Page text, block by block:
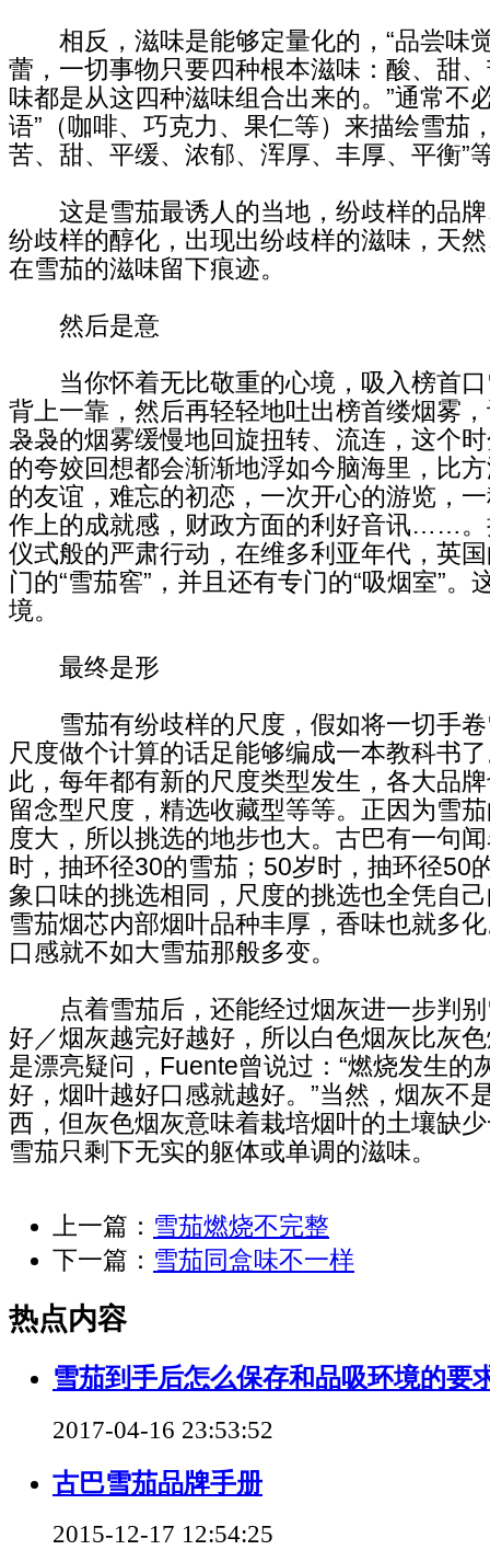
相反，滋味是能够定量化的，“品尝味
蕾，一切事物只要四种根本滋味：酸、甜
味都是从这四种滋味组合出来的。”通常不
语”（咖啡、巧克力、果仁等）来描绘雪茄
苦、甜、平缓、浓郁、浑厚、丰厚、平衡”
这是雪茄最诱人的当地，纷歧样的品牌
纷歧样的醇化，出现出纷歧样的滋味，天
在雪茄的滋味留下痕迹。
然后是意
当你怀着无比敬重的心境，吸入榜首口
背上一靠，然后再轻轻地吐出榜首缕烟雾
袅袅的烟雾缓慢地回旋扭转、流连，这个
的夸姣回想都会渐渐地浮如今脑海里，比
的友谊，难忘的初恋，一次开心的游览，
作上的成就感，财政方面的利好音讯……。
仪式般的严肃行动，在维多利亚年代，英
门的“雪茄窖”，并且还有专门的“吸烟室”。
境。
最终是形
雪茄有纷歧样的尺度，假如将一切手卷
尺度做个计算的话足能够编成一本教科书
此，每年都有新的尺度类型发生，各大品
留念型尺度，精选收藏型等等。正因为雪
度大，所以挑选的地步也大。古巴有一句
时，抽环径30的雪茄；50岁时，抽环径50
象口味的挑选相同，尺度的挑选也全凭自
雪茄烟芯内部烟叶品种丰厚，香味也就多
口感就不如大雪茄那般多变。
点着雪茄后，还能经过烟灰进一步判别
好／烟灰越完好越好，所以白色烟灰比灰
是漂亮疑问，Fuente曾说过：“燃烧发生的
好，烟叶越好口感就越好。”当然，烟灰不
西，但灰色烟灰意味着栽培烟叶的土壤缺
雪茄只剩下无实的躯体或单调的滋味。
上一篇： 雪茄燃烧不完整
下一篇： 雪茄同盒味不一样
热点内容
雪茄到手后怎么保存和品吸环境的要
2017-04-16 23:53:52
古巴雪茄品牌手册
2015-12-17 12:54:25